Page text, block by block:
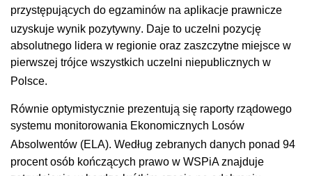
przystępujących do egzaminów na aplikacje prawnicze
uzyskuje wynik pozytywny. Daje to uczelni pozycję
absolutnego lidera w regionie oraz zaszczytne miejsce w
pierwszej trójce wszystkich uczelni niepublicznych w
Polsce.
Równie optymistycznie prezentują się raporty rządowego
systemu monitorowania Ekonomicznych Losów
Absolwentów (ELA). Według zebranych danych ponad 94
procent osób kończących prawo w WSPiA znajduje